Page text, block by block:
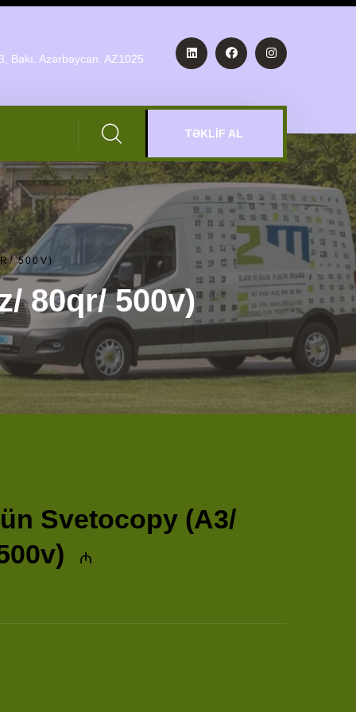
Bakı. Azərbaycan. AZ1025
TƏKLİF AL
500V)
80qr/ 500v)
Svetocopy (A3/
₼